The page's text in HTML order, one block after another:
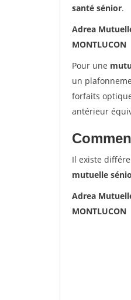
santé sénior.
Adrea
MONTLUCON
Pour une
un
forfaits
antérieur
Il existe
mutuelle
Adrea
MONTLUCON